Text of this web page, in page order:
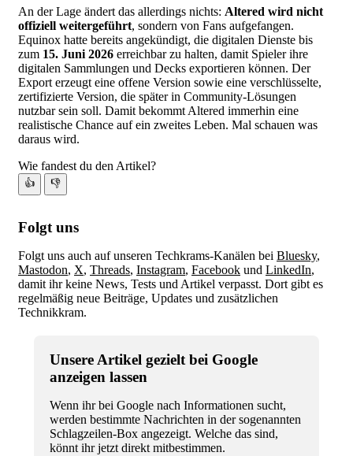
An der Lage ändert das allerdings nichts: Altered wird nicht
offiziell weitergeführt, sondern von Fans aufgefangen.
Equinox hatte bereits angekündigt, die digitalen Dienste bis
zum 15. Juni 2026 erreichbar zu halten, damit Spieler ihre
digitalen Sammlungen und Decks exportieren können. Der
Export erzeugt eine offene Version sowie eine verschlüsselte,
zertifizierte Version, die später in Community-Lösungen
nutzbar sein soll. Damit bekommt Altered immerhin eine
realistische Chance auf ein zweites Leben. Mal schauen was
daraus wird.
Wie fandest du den Artikel?
👍 👎
Folgt uns
Folgt uns auch auf unseren Techkrams-Kanälen bei Bluesky,
Mastodon, X, Threads, Instagram, Facebook und LinkedIn,
damit ihr keine News, Tests und Artikel verpasst. Dort gibt es
regelmäßig neue Beiträge, Updates und zusätzlichen
Technikkram.
Unsere Artikel gezielt bei Google
anzeigen lassen
Wenn ihr bei Google nach Informationen sucht,
werden bestimmte Nachrichten in der sogenannten
Schlagzeilen-Box angezeigt. Welche das sind,
könnt ihr jetzt direkt mitbestimmen.